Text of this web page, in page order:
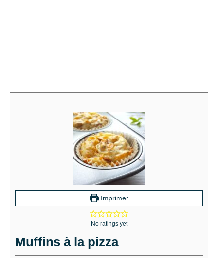
Imprimer
No ratings yet
Muffins à la pizza